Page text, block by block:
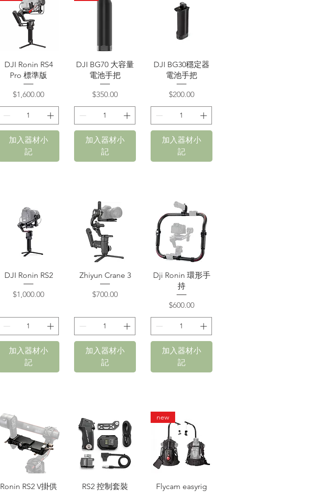
快速瀏覽
DJI Ronin RS4
Pro 標準版
價格
$1,600.00
加入器材小
記
快速瀏覽
DJI BG70 大容量
電池手把
價格
$350.00
加入器材小
記
快速瀏覽
DJI BG30穩定器
電池手把
價格
$200.00
加入器材小
記
快速瀏覽
DJI Ronin RS2
價格
$1,000.00
加入器材小
記
快速瀏覽
Zhiyun Crane 3
價格
$700.00
加入器材小
記
快速瀏覽
Dji Ronin 環形手
持
價格
$600.00
加入器材小
記
快速瀏覽
Ronin RS2 V掛供
快速瀏覽
RS2 控制套裝
快速瀏覽
new
Flycam easyrig